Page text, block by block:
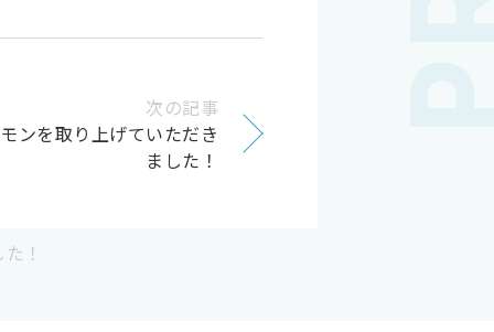
次の記事
ンを取り上げていただき
ました！
！